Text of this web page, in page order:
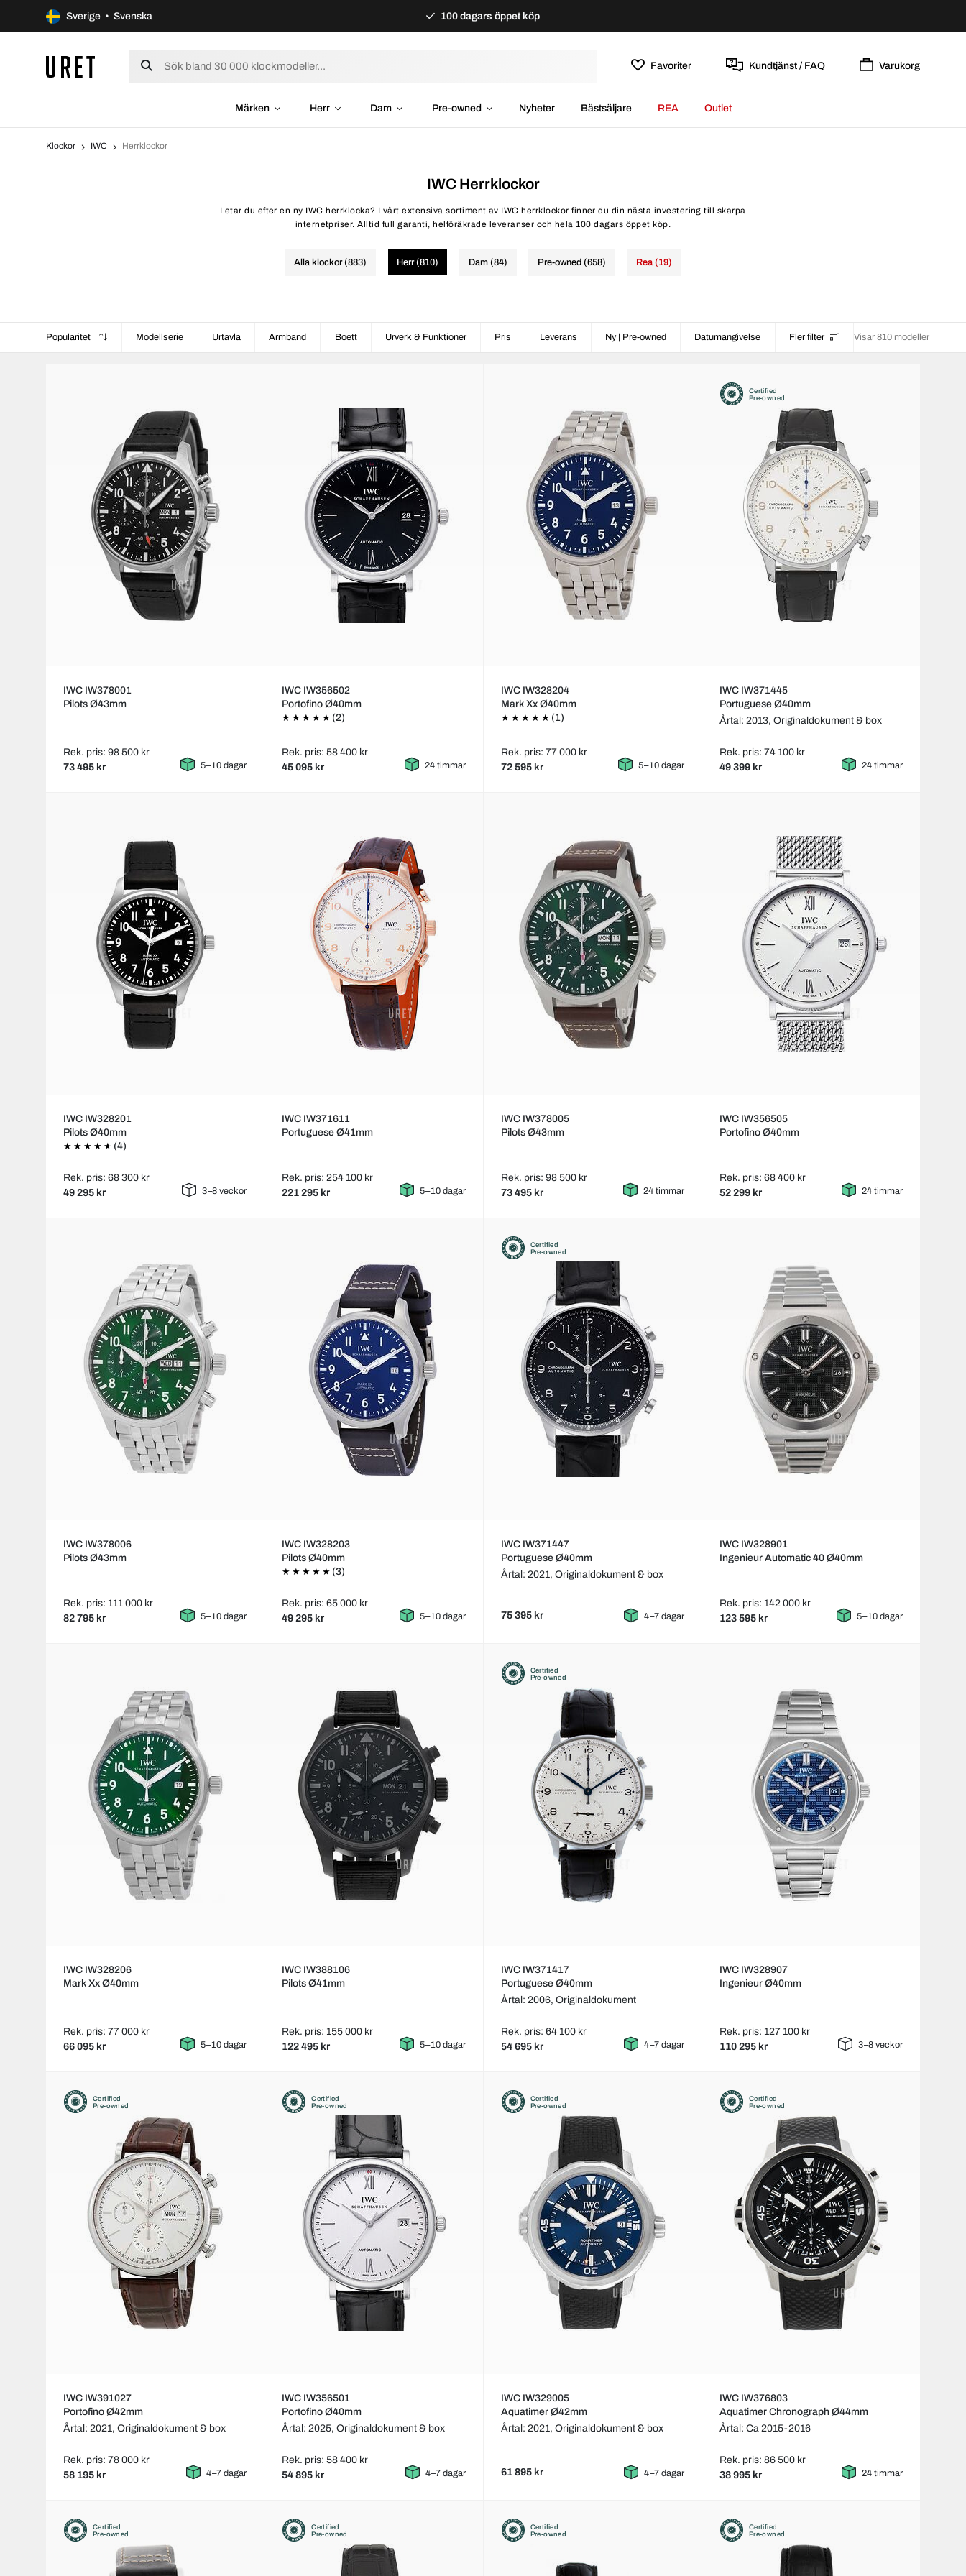
Sverige • Svenska 100 dagars öppet köp
Favoriter Kundtjänst / FAQ Varukorg
Märken Herr Dam Pre-owned Nyheter Bästsäljare REA Outlet
Klockor IWC Herrklockor
IWC Herrklockor
Letar du efter en ny IWC herrklocka? I vårt extensiva sortiment av IWC herrklockor finner du din nästa investering till skarpa
internetpriser. Alltid full garanti, helföräkrade leveranser och hela 100 dagars öppet köp.
Alla klockor (883) Herr (810) Dam (84) Pre-owned (658) Rea (19)
Popularitet Modellserie Urtavla Armband Boett Urverk & Funktioner Pris Leverans Ny | Pre-owned Datumangivelse Fler filter Visar 810 modeller
IWC IW378001
Pilots Ø43mm
Rek. pris: 98 500 kr
73 495 kr 5–10 dagar
IWC IW356502
Portofino Ø40mm
(2)
Rek. pris: 58 400 kr
45 095 kr 24 timmar
IWC IW328204
Mark Xx Ø40mm
(1)
Rek. pris: 77 000 kr
72 595 kr 5–10 dagar
Certified
Pre-owned
IWC IW371445
Portuguese Ø40mm
Årtal: 2013, Originaldokument & box
Rek. pris: 74 100 kr
49 399 kr 24 timmar
IWC IW328201
Pilots Ø40mm
(4)
Rek. pris: 68 300 kr
49 295 kr 3–8 veckor
IWC IW371611
Portuguese Ø41mm
Rek. pris: 254 100 kr
221 295 kr 5–10 dagar
IWC IW378005
Pilots Ø43mm
Rek. pris: 98 500 kr
73 495 kr 24 timmar
IWC IW356505
Portofino Ø40mm
Rek. pris: 68 400 kr
52 299 kr 24 timmar
IWC IW378006
Pilots Ø43mm
Rek. pris: 111 000 kr
82 795 kr 5–10 dagar
IWC IW328203
Pilots Ø40mm
(3)
Rek. pris: 65 000 kr
49 295 kr 5–10 dagar
Certified
Pre-owned
IWC IW371447
Portuguese Ø40mm
Årtal: 2021, Originaldokument & box
75 395 kr 4–7 dagar
IWC IW328901
Ingenieur Automatic 40 Ø40mm
Rek. pris: 142 000 kr
123 595 kr 5–10 dagar
IWC IW328206
Mark Xx Ø40mm
Rek. pris: 77 000 kr
66 095 kr 5–10 dagar
IWC IW388106
Pilots Ø41mm
Rek. pris: 155 000 kr
122 495 kr 5–10 dagar
Certified
Pre-owned
IWC IW371417
Portuguese Ø40mm
Årtal: 2006, Originaldokument
Rek. pris: 64 100 kr
54 695 kr 4–7 dagar
IWC IW328907
Ingenieur Ø40mm
Rek. pris: 127 100 kr
110 295 kr 3–8 veckor
Certified
Pre-owned
IWC IW391027
Portofino Ø42mm
Årtal: 2021, Originaldokument & box
Rek. pris: 78 000 kr
58 195 kr 4–7 dagar
Certified
Pre-owned
IWC IW356501
Portofino Ø40mm
Årtal: 2025,Originaldokument & box
Rek. pris: 58 400 kr
54 895 kr 4–7 dagar
Certified
Pre-owned
IWC IW329005
Aquatimer Ø42mm
Årtal: 2021, Originaldokument & box
61 895 kr 4–7 dagar
Certified
Pre-owned
IWC IW376803
Aquatimer Chronograph Ø44mm
Årtal: Ca 2015-2016
Rek. pris: 86 500 kr
38 995 kr 24 timmar
Certified
Pre-owned
Certified
Pre-owned
Certified
Pre-owned
Certified
Pre-owned